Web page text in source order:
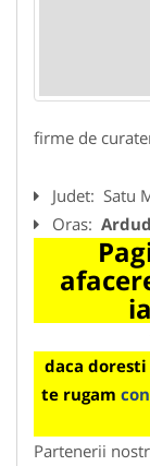
firme de
Judet: Satu
Oras: Ardud
daca
te rugam
Partenerii